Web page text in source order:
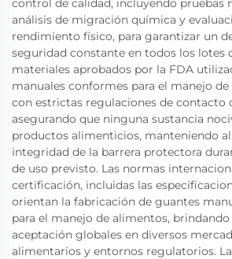
control de calidad, incluyendo pruebas
análisis de migración química y
rendimiento físico, para garantizar un
seguridad constante en todos los lotes
materiales aprobados por la FDA
manuales conformes para el manejo
con estrictas regulaciones de contacto
asegurando que ninguna sustancia
productos alimenticios, manteniendo
integridad de la barrera protectora
de uso previsto. Las normas
certificación, incluidas las
orientan la fabricación de guantes
para el manejo de alimentos,
aceptación globales en diversos
alimentarios y entornos regulatorios.